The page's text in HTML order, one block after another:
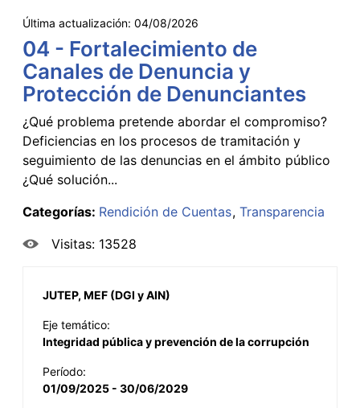
Última actualización: 04/08/2026
04 - Fortalecimiento de
Canales de Denuncia y
Protección de Denunciantes
¿Qué problema pretende abordar el compromiso?
Deficiencias en los procesos de tramitación y
seguimiento de las denuncias en el ámbito público
¿Qué solución...
Categorías: Rendición de Cuentas Transparencia
Visitas: 13528
JUTEP, MEF (DGI y AIN)
Eje temático:
Integridad pública y prevención de la corrupción
Período:
01/09/2025 - 30/06/2029